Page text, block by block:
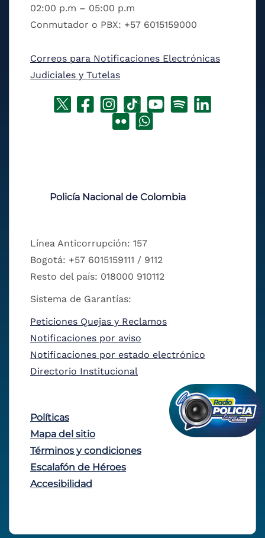
02:00 p.m – 05:00 p.m
Conmutador o PBX: +57 6015159000
Correos para Notificaciones Electrónicas
Judiciales y Tutelas
Policía Nacional de Colombia
Línea Anticorrupción: 157
Bogotá: +57 6015159111 / 9112
Resto del país: 018000 910112
Sistema de Garantías:
Peticiones Quejas y Reclamos
Notificaciones por aviso
Notificaciones por estado electrónico
Directorio Institucional
Políticas
Mapa del sitio
Términos y condiciones
Escalafón de Héroes
Accesibilidad